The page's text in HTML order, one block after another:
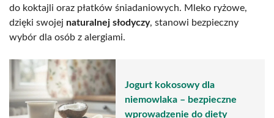
do koktajli oraz płatków śniadaniowych. Mleko ryżowe,
dzięki swojej naturalnej słodyczy, stanowi bezpieczny
wybór dla osób z alergiami.
Jogurt kokosowy dla
niemowlaka – bezpieczne
wprowadzenie do diety